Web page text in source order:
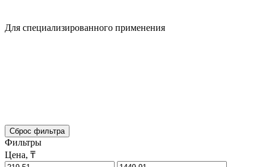
Для специализированного применения
Сброс фильтра
Фильтры
Цена, ₸